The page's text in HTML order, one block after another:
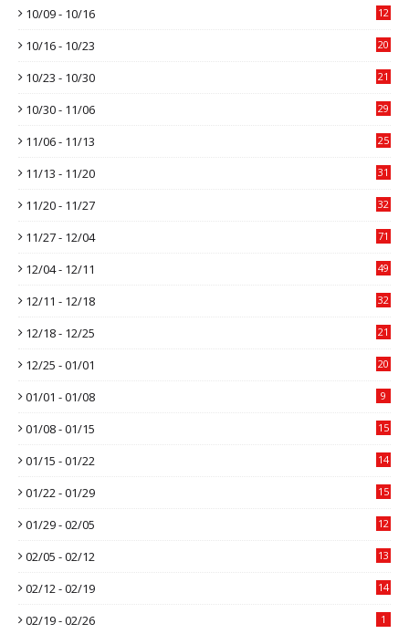
10/09 - 10/16 12
10/16 - 10/23 20
10/23 - 10/30 21
10/30 - 11/06 29
11/06 - 11/13 25
11/13 - 11/20 31
11/20 - 11/27 32
11/27 - 12/04 71
12/04 - 12/11 49
12/11 - 12/18 32
12/18 - 12/25 21
12/25 - 01/01 20
01/01 - 01/08 9
01/08 - 01/15 15
01/15 - 01/22 14
01/22 - 01/29 15
01/29 - 02/05 12
02/05 - 02/12 13
02/12 - 02/19 14
02/19 - 02/26 1